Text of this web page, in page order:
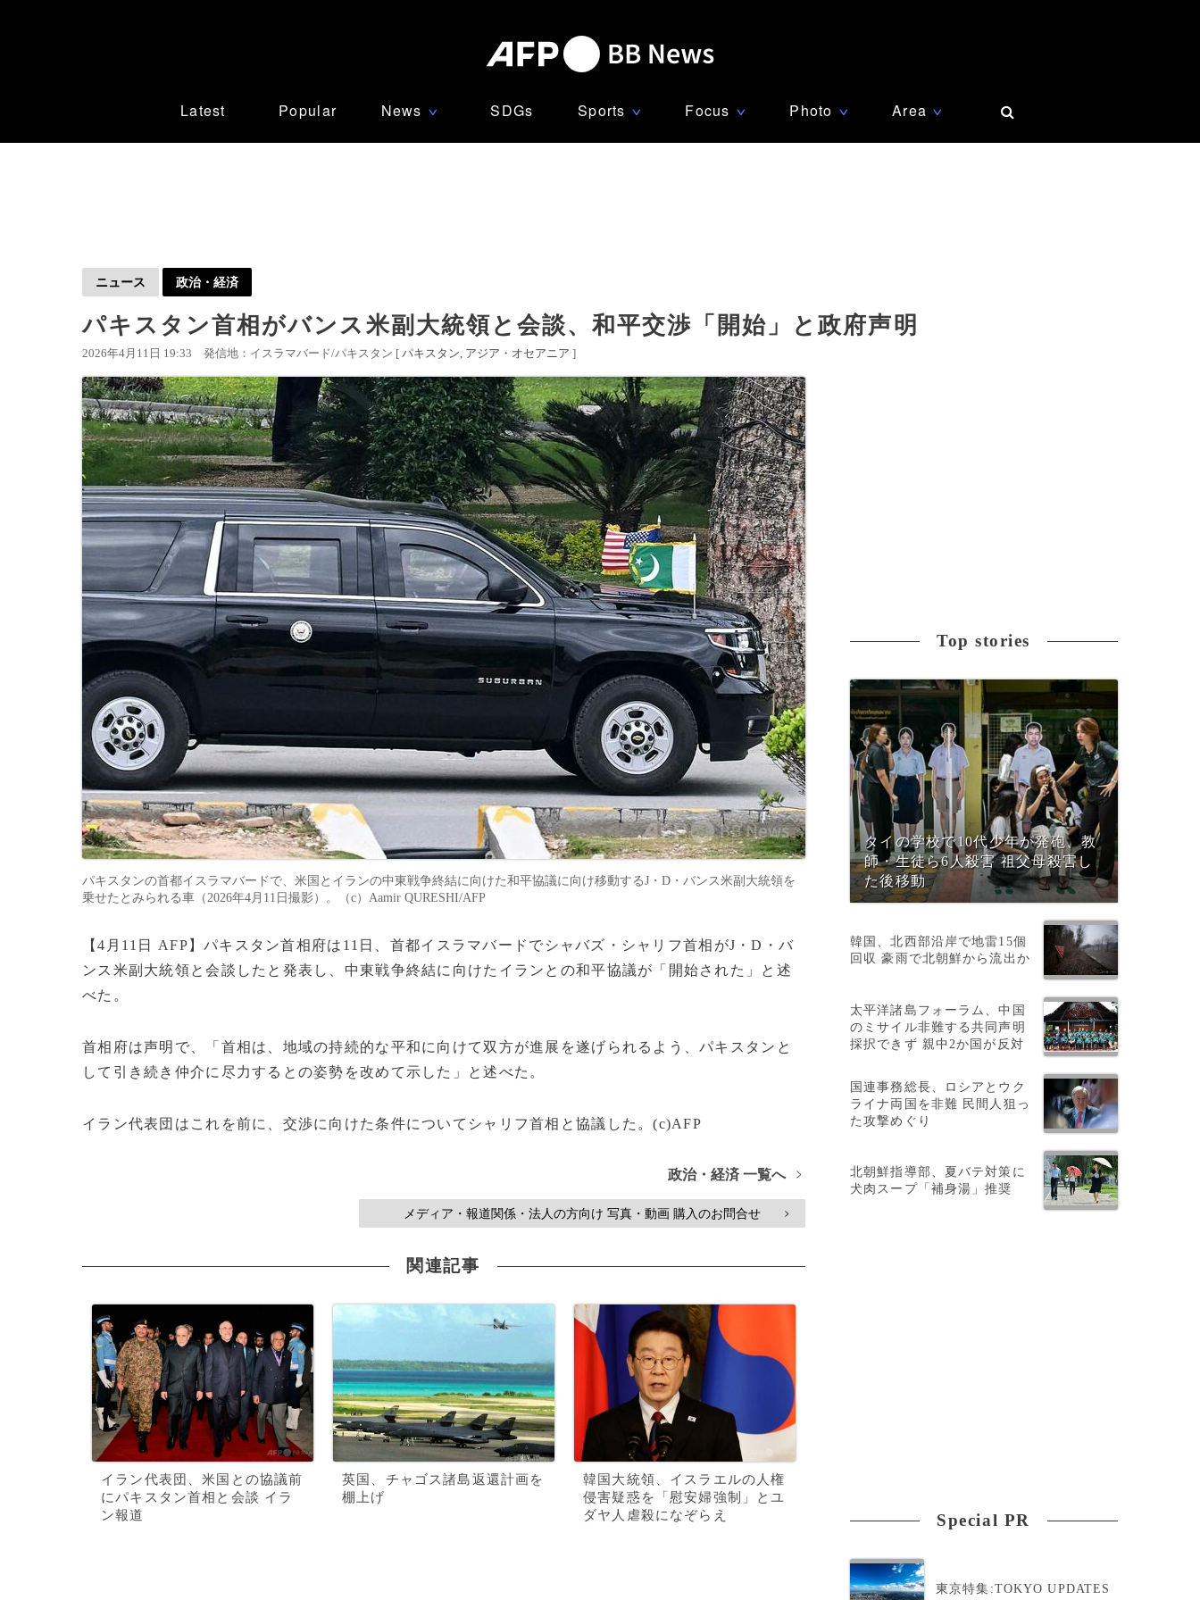
Latest Popular News ∨ SDGs Sports ∨ Focus ∨ Photo ∨ Area ∨
ニュース 政治・経済
パキスタン首相がバンス米副大統領と会談、和平交渉「開始」と政府声明
2026年4月11日 19:33 発信地：イスラマバード/パキスタン [ パキスタン アジア・オセアニア ]
パキスタンの首都イスラマバードで、米国とイランの中東戦争終結に向けた和平協議に向け移動するJ・D・バンス米副大統領を
乗せたとみられる車（2026年4月11日撮影）。（c）Aamir QURESHI/AFP
【4月11日 AFP】パキスタン首相府は11日、首都イスラマバードでシャバズ・シャリフ首相がJ・D・バ
ンス米副大統領と会談したと発表し、中東戦争終結に向けたイランとの和平協議が「開始された」と述
べた。
首相府は声明で、「首相は、地域の持続的な平和に向けて双方が進展を遂げられるよう、パキスタンと
して引き続き仲介に尽力するとの姿勢を改めて示した」と述べた。
イラン代表団はこれを前に、交渉に向けた条件についてシャリフ首相と協議した。(c)AFP
政治・経済 一覧へ >
メディア・報道関係・法人の方向け 写真・動画 購入のお問合せ >
関連記事
イラン代表団、米国との協議前
にパキスタン首相と会談 イラ
ン報道
英国、チャゴス諸島返還計画を
棚上げ
韓国大統領、イスラエルの人権
侵害疑惑を「慰安婦強制」とユ
ダヤ人虐殺になぞらえ
Top stories
タイの学校で10代少年が発砲、教
師・生徒ら6人殺害 祖父母殺害し
た後移動
韓国、北西部沿岸で地雷15個
回収 豪雨で北朝鮮から流出か
太平洋諸島フォーラム、中国
のミサイル非難する共同声明
採択できず 親中2か国が反対
国連事務総長、ロシアとウク
ライナ両国を非難 民間人狙っ
た攻撃めぐり
北朝鮮指導部、夏バテ対策に
犬肉スープ「補身湯」推奨
Special PR
東京特集:TOKYO UPDATES